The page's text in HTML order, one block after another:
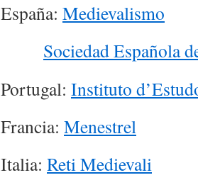
España: Medievalismo
Sociedad Española
Portugal: Instituto
Francia: Menestrel
Italia: Reti Medievali